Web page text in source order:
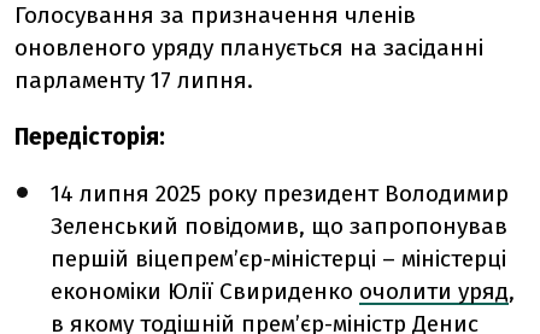
Голосування за призначення членів
оновленого уряду планується на засіданні
парламенту 17 липня.
Передісторія:
14 липня 2025 року президент Володимир
Зеленський повідомив, що запропонував
першій віцепремʼєр-міністерці – міністерці
економіки Юлії Свириденко очолити уряд,
в якому тодішній премʼєр-міністр Денис